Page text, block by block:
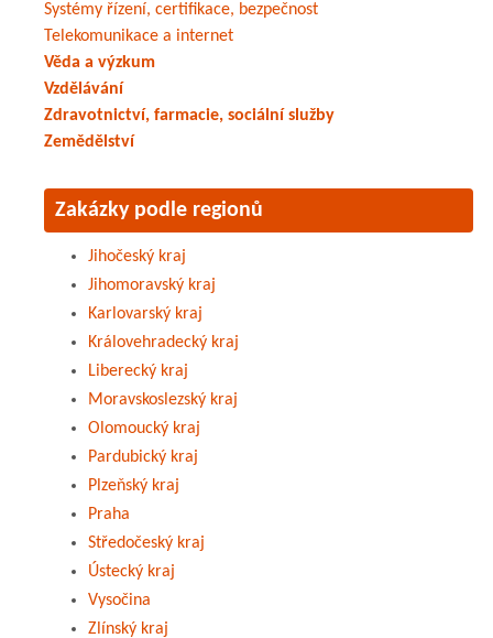
Systémy řízení, certifikace, bezpečnost
Telekomunikace a internet
Věda a výzkum
Vzdělávání
Zdravotnictví, farmacie, sociální služby
Zemědělství
Zakázky podle regionů
Jihočeský kraj
Jihomoravský kraj
Karlovarský kraj
Královehradecký kraj
Liberecký kraj
Moravskoslezský kraj
Olomoucký kraj
Pardubický kraj
Plzeňský kraj
Praha
Středočeský kraj
Ústecký kraj
Vysočina
Zlínský kraj